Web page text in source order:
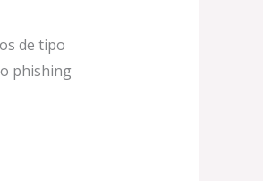
de tipo
phishing